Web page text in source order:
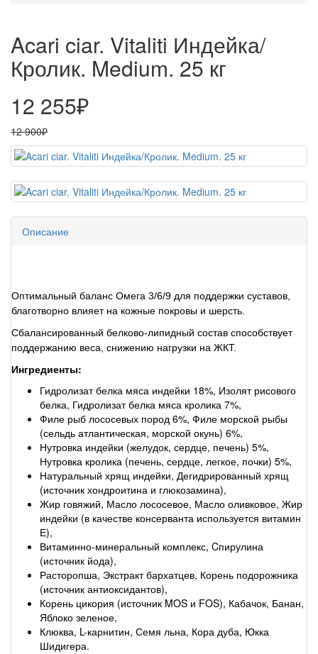
Acari ciar. Vitaliti Индейка/
Кролик. Medium. 25 кг
12 255₽
12 900₽
Описание
Оптимальный баланс Омега 3/6/9 для поддержки суставов,
благотворно влияет на кожные покровы и шерсть.
Сбалансированный белково-липидный состав способствует
поддержанию веса, снижению нагрузки на ЖКТ.
Ингредиенты:
Гидролизат белка мяса индейки 18%, Изолят рисового
белка, Гидролизат белка мяса кролика 7%,
Филе рыб лососевых пород 6%, Филе морской рыбы
(сельдь атлантическая, морской окунь) 6%,
Нутровка индейки (желудок, сердце, печень) 5%,
Нутровка кролика (печень, сердце, легкое, почки) 5%,
Натуральный хрящ индейки, Дегидрированный хрящ
(источник хондроитина и глюкозамина),
Жир говяжий, Масло лососевое, Масло оливковое, Жир
индейки (в качестве консерванта используется витамин
Е),
Витаминно-минеральный комплекс, Cпирулина
(источник йода),
Расторопша, Экстракт бархатцев, Корень подорожника
(источник антиоксидантов),
Корень цикория (источник MOS и FOS), Кабачок, Банан,
Яблоко зеленое,
Клюква, L-карнитин, Семя льна, Кора дуба, Юкка
Шидигера.